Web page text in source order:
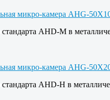
AHD-M в
AHD-H в